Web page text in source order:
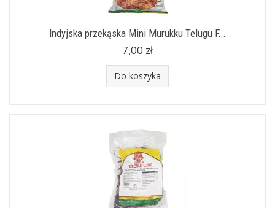
Indyjska przekąska Mini Murukku Telugu F...
7,00 zł
Do koszyka